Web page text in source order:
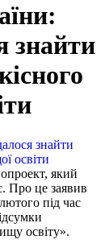
знайти
який
Про це заявив
під час
освіту».